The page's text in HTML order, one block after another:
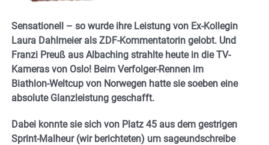
Sensationell – so wurde ihre Leistung von Ex-Kollegin
Laura Dahlmeier als ZDF-Kommentatorin gelobt. Und
Franzi Preuß aus Albaching strahlte heute in die TV-
Kameras von Oslo! Beim Verfolger-Rennen im
Biathlon-Weltcup von Norwegen hatte sie soeben eine
absolute Glanzleistung geschafft.
Dabei konnte sie sich von Platz 45 aus dem gestrigen
Sprint-Malheur (wir berichteten) um sageundschreibe